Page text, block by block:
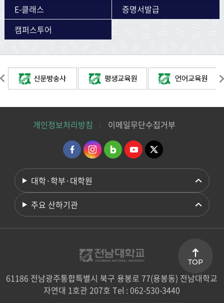
E-클래스
증명서발급
캠퍼스투어
개인정보처리방침 이메일무단수집거부
대학·학부·대학원
주요 산하기관
61186 전남광주통합특별시 북구 용봉로 77(용봉동) 전남대학교
자연대 1호관 207호 Tel : 062-530-3440
TOP